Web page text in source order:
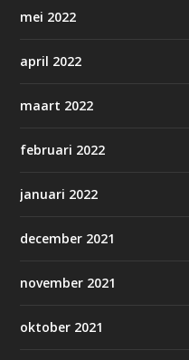
mei 2022
april 2022
maart 2022
februari 2022
januari 2022
december 2021
november 2021
oktober 2021